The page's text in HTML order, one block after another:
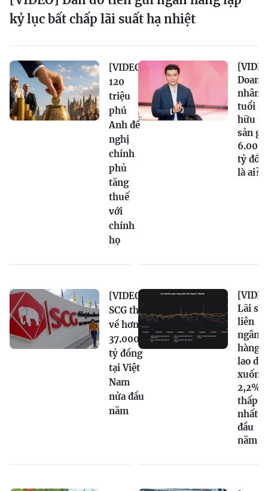
kỷ lục bất chấp lãi suất hạ nhiệt
[VIDEO]
120
triệu
phú
Anh đề
nghị
chính
phủ
tăng
thuế
với
chính
họ
Doanh
nhân
tuổi sở
hữu
sản
6.000
tỷ
là ai?
[VIDEO]
SCG thu
về hơn
37.000
tỷ đồng
tại Việt
Nam
nửa đầu
năm
Lãi
liên
ngân
hàng
lao dốc
xuống
2,2%,
thấp
nhất
đầu
năm